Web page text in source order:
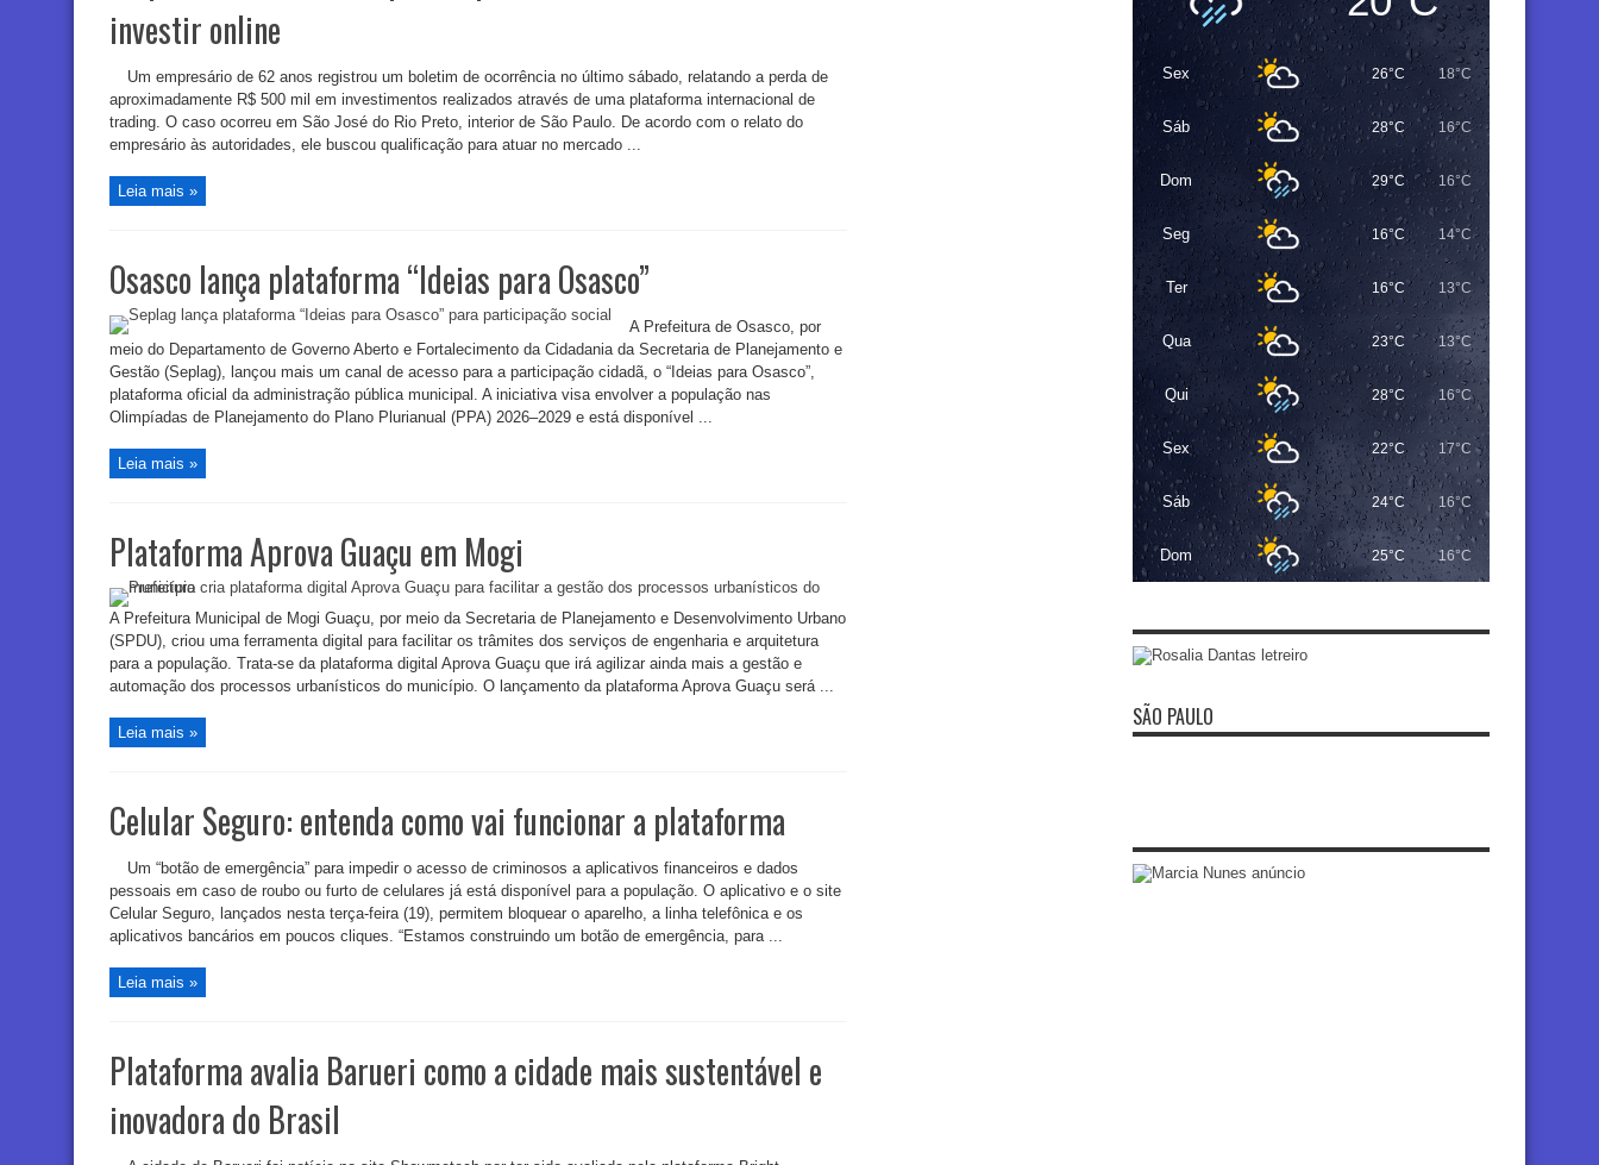
investir online
Um empresário de 62 anos registrou um boletim de ocorrência no último sábado, relatando a perda de
aproximadamente R$ 500 mil em investimentos realizados através de uma plataforma internacional de
trading. O caso ocorreu em São José do Rio Preto, interior de São Paulo. De acordo com o relato do
empresário às autoridades, ele buscou qualificação para atuar no mercado ...
Leia mais »
Osasco lança plataforma “Ideias para Osasco”
A Prefeitura de Osasco, por
meio do Departamento de Governo Aberto e Fortalecimento da Cidadania da Secretaria de Planejamento e
Gestão (Seplag), lançou mais um canal de acesso para a participação cidadã, o “Ideias para Osasco”,
plataforma oficial da administração pública municipal. A iniciativa visa envolver a população nas
Olimpíadas de Planejamento do Plano Plurianual (PPA) 2026–2029 e está disponível ...
Leia mais »
Plataforma Aprova Guaçu em Mogi
A Prefeitura Municipal de Mogi Guaçu, por meio da Secretaria de Planejamento e Desenvolvimento Urbano
(SPDU), criou uma ferramenta digital para facilitar os trâmites dos serviços de engenharia e arquitetura
para a população. Trata-se da plataforma digital Aprova Guaçu que irá agilizar ainda mais a gestão e
automação dos processos urbanísticos do município. O lançamento da plataforma Aprova Guaçu será ...
Leia mais »
Celular Seguro: entenda como vai funcionar a plataforma
Um “botão de emergência” para impedir o acesso de criminosos a aplicativos financeiros e dados
pessoais em caso de roubo ou furto de celulares já está disponível para a população. O aplicativo e o site
Celular Seguro, lançados nesta terça-feira (19), permitem bloquear o aparelho, a linha telefônica e os
aplicativos bancários em poucos cliques. “Estamos construindo um botão de emergência, para ...
Leia mais »
Plataforma avalia Barueri como a cidade mais sustentável e
inovadora do Brasil
Sex 26°C 18°C
Sáb 28°C 16°C
Dom 29°C 16°C
Seg 16°C 14°C
Ter 16°C 13°C
Qua 23°C 13°C
Qui 28°C 16°C
Sex 22°C 17°C
Sáb 24°C 16°C
Dom 25°C 16°C
SÃO PAULO